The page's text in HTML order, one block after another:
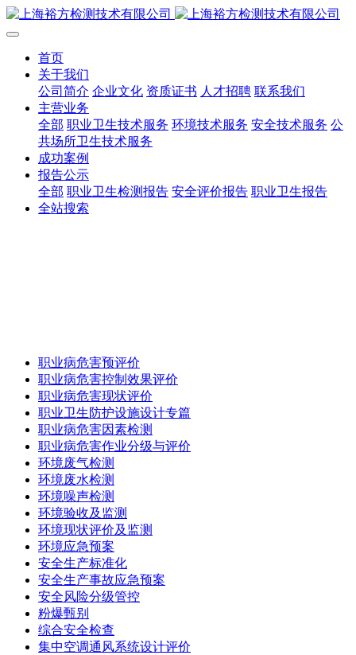
首页
关于我们
公司简介 企业文化 资质证书 人才招聘 联系我们
主营业务
全部 职业卫生技术服务 环境技术服务 安全技术服务 公
共场所卫生技术服务
成功案例
报告公示
全部 职业卫生检测报告 安全评价报告 职业卫生报告
全站搜索
职业病危害预评价
职业病危害控制效果评价
职业病危害现状评价
职业卫生防护设施设计专篇
职业病危害因素检测
职业病危害作业分级与评价
环境废气检测
环境废水检测
环境噪声检测
环境验收及监测
环境现状评价及监测
环境应急预案
安全生产标准化
安全生产事故应急预案
安全风险分级管控
粉爆甄别
综合安全检查
集中空调通风系统设计评价